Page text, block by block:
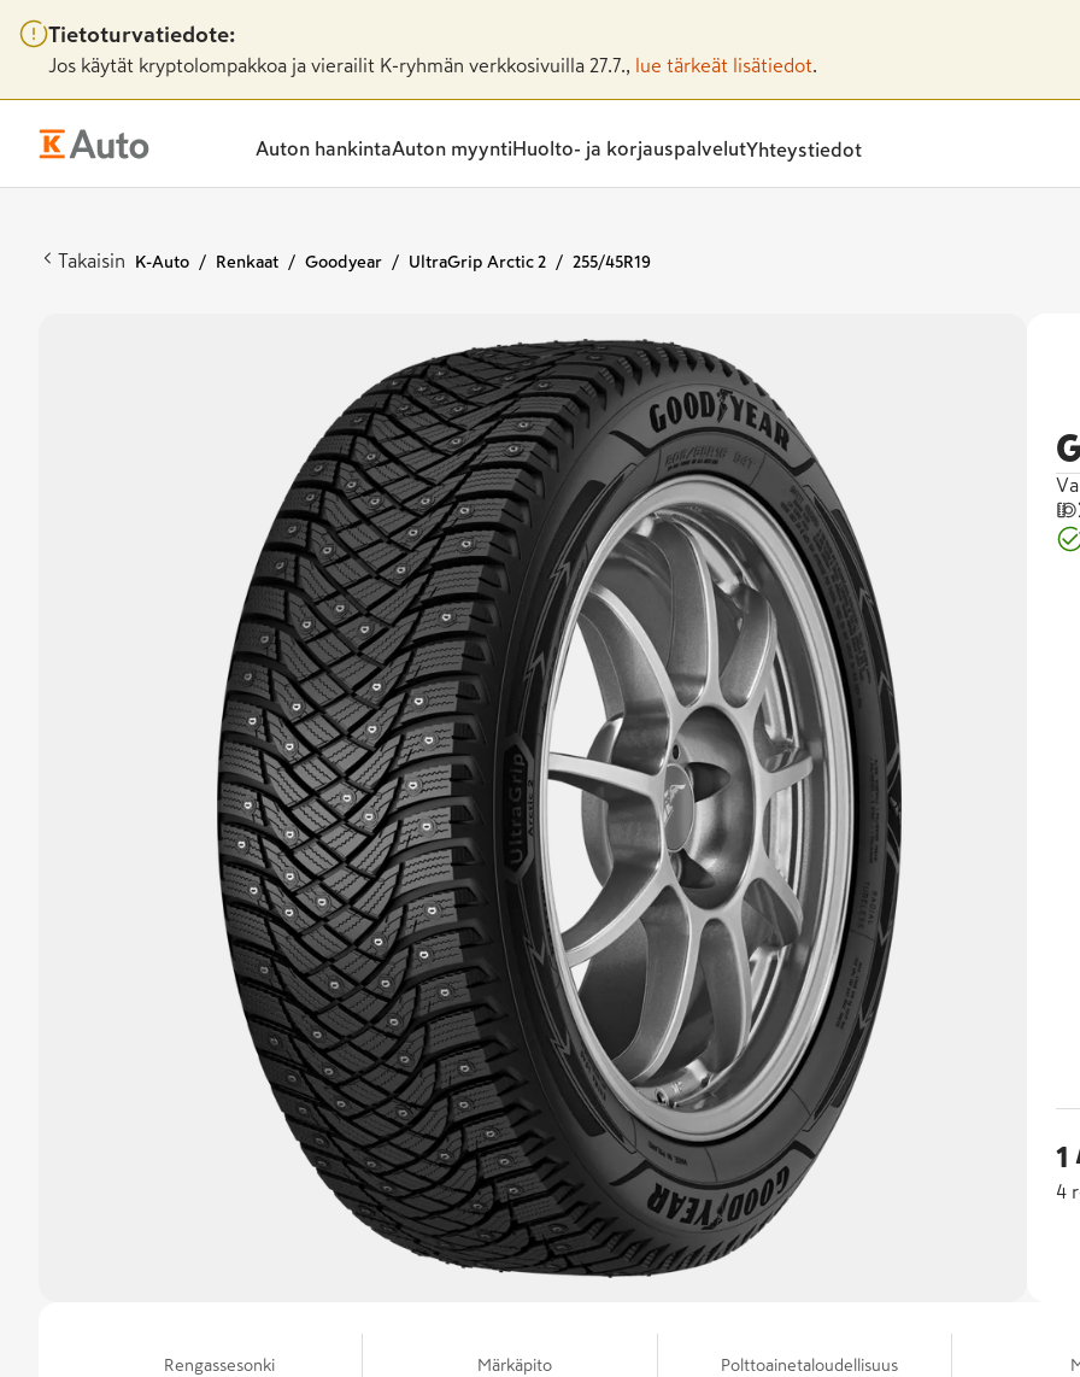
Tietoturvatiedote:
Jos käytät kryptolompakkoa ja vierailit K-ryhmän verkkosivuilla 27.7., lue tärkeät lisätiedot
Auton hankintaAuton myynti Huolto- ja korjauspalvelutYhteystiedot
Takaisin K-Auto Renkaat Goodyear UltraGrip Arctic 2 255/45R19
1
4
Rengassesonki Märkäpito Polttoainetaloudellisuus